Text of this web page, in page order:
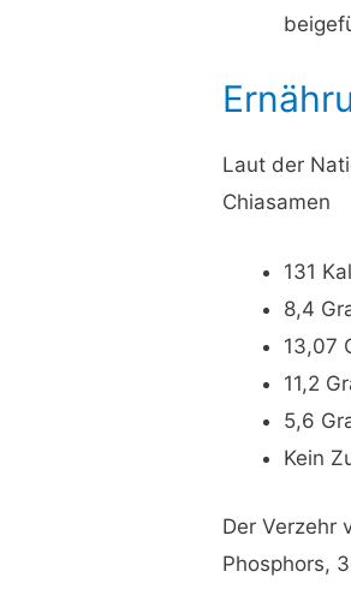
Laut der
Chiasamen
131
8,4
13,07
11,2
5,6
Kein
Der Verzehr
Phosphors,